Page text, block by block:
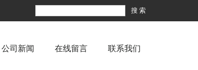
公司新闻 在线留言 联系我们